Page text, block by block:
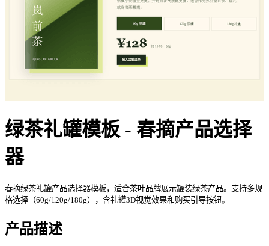
绿茶礼罐模板 - 春摘产品选择
器
春摘绿茶礼罐产品选择器模板，适合茶叶品牌展示罐装绿茶产品。支持多规
格选择（60g/120g/180g），含礼罐3D视觉效果和购买引导按钮。
产品描述